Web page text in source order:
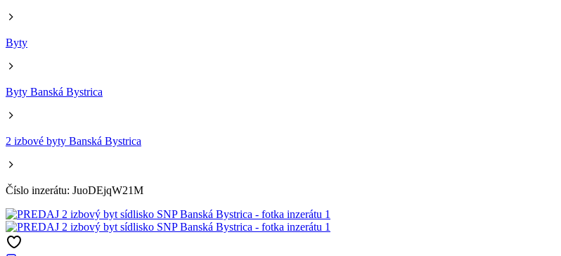
Byty
Byty Banská Bystrica
2 izbové byty Banská Bystrica
Číslo inzerátu: JuoDEjqW21M